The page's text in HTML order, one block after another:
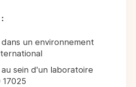
un environnement
sein d'un laboratoire